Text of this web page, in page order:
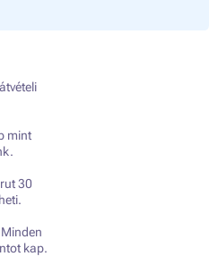
mint
30
Minden
kap.